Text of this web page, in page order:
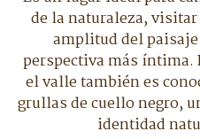
de la naturaleza,
amplitud del
perspectiva más íntima.
el valle también es
grullas de cuello negro,
identidad